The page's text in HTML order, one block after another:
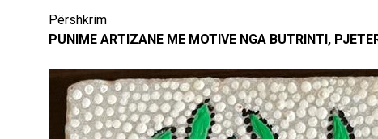
Përshkrim
PUNIME ARTIZANE ME MOTIVE NGA BUTRINTI,